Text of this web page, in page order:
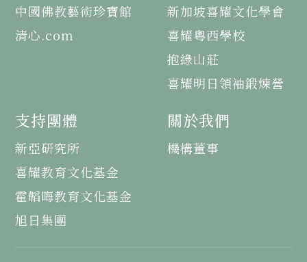
中國佛教藝術珍寶館
清心.com
新加坡喜耀文化學會
喜耀粵西學校
抱綠山莊
喜耀明日領袖鍛煉營
支持團體
新亞研究所
喜耀教育文化基金
霍韜晦教育文化基金
旭日集團
關於我們
機構董事